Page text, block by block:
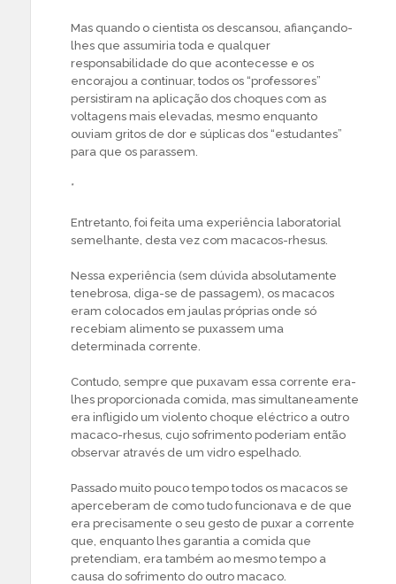
Mas quando o cientista os descansou, afiançando-
lhes que assumiria toda e qualquer
responsabilidade do que acontecesse e os
encorajou a continuar, todos os “professores”
persistiram na aplicação dos choques com as
voltagens mais elevadas, mesmo enquanto
ouviam gritos de dor e súplicas dos “estudantes”
para que os parassem.
*
Entretanto, foi feita uma experiência laboratorial
semelhante, desta vez com macacos-rhesus.
Nessa experiência (sem dúvida absolutamente
tenebrosa, diga-se de passagem), os macacos
eram colocados em jaulas próprias onde só
recebiam alimento se puxassem uma
determinada corrente.
Contudo, sempre que puxavam essa corrente era-
lhes proporcionada comida, mas simultaneamente
era infligido um violento choque eléctrico a outro
macaco-rhesus, cujo sofrimento poderiam então
observar através de um vidro espelhado.
Passado muito pouco tempo todos os macacos se
aperceberam de como tudo funcionava e de que
era precisamente o seu gesto de puxar a corrente
que, enquanto lhes garantia a comida que
pretendiam, era também ao mesmo tempo a
causa do sofrimento do outro macaco.